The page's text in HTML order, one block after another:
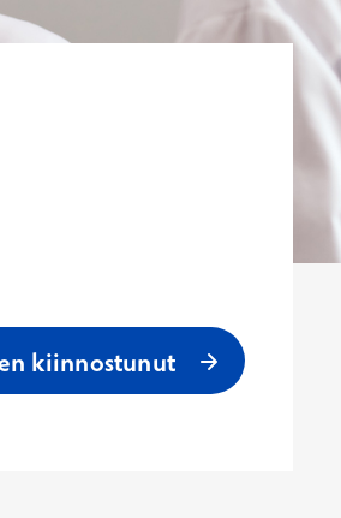
kiinnostunutAvautuu